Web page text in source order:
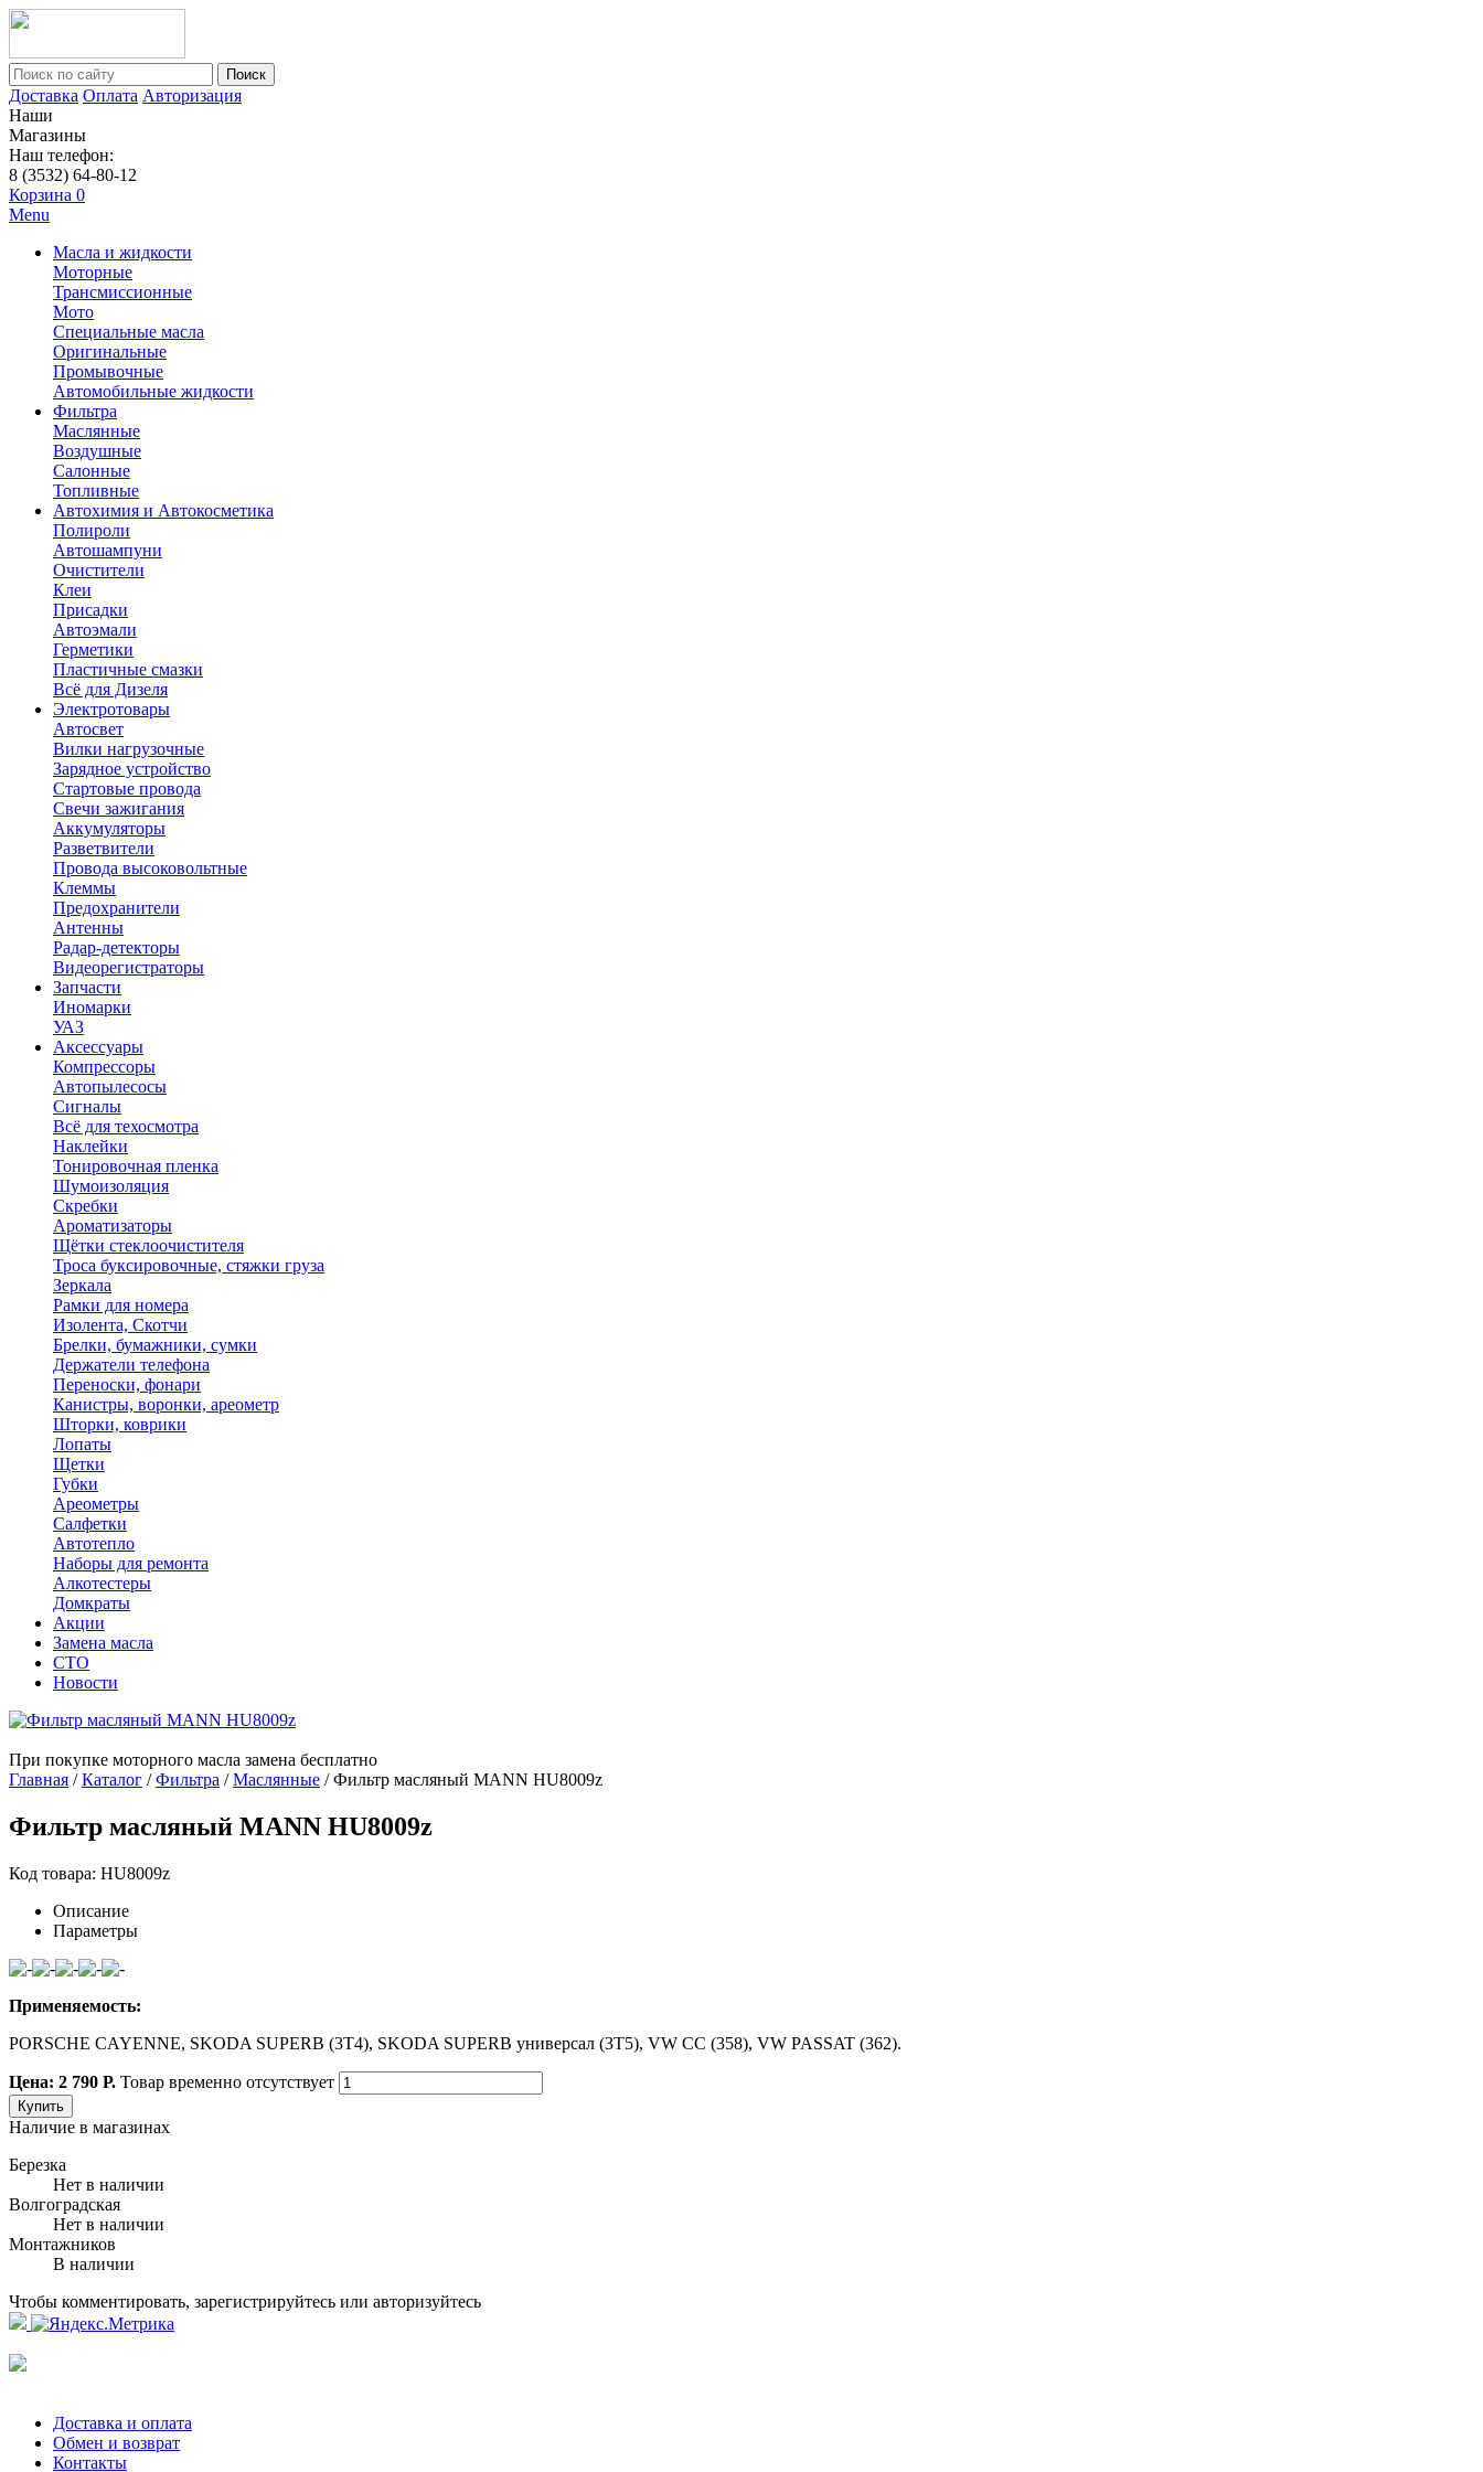
Поиск
Доставка Оплата Авторизация
Наши
Магазины
Наш телефон:
8 (3532) 64-80-12
Корзина 0
Menu
Масла и жидкости
Моторные
Трансмиссионные
Мото
Специальные масла
Оригинальные
Промывочные
Автомобильные жидкости
Фильтра
Маслянные
Воздушные
Салонные
Топливные
Автохимия и Автокосметика
Полироли
Автошампуни
Очистители
Клеи
Присадки
Автоэмали
Герметики
Пластичные смазки
Всё для Дизеля
Электротовары
Автосвет
Вилки нагрузочные
Зарядное устройство
Стартовые провода
Свечи зажигания
Аккумуляторы
Разветвители
Провода высоковольтные
Клеммы
Предохранители
Антенны
Радар-детекторы
Видеорегистраторы
Запчасти
Иномарки
УАЗ
Аксесcуары
Компрессоры
Автопылесосы
Сигналы
Всё для техосмотра
Наклейки
Тонировочная пленка
Шумоизоляция
Скребки
Ароматизаторы
Щётки стеклоочистителя
Троса буксировочные, стяжки груза
Зеркала
Рамки для номера
Изолента, Скотчи
Брелки, бумажники, сумки
Держатели телефона
Переноски, фонари
Канистры, воронки, ареометр
Шторки, коврики
Лопаты
Щетки
Губки
Ареометры
Салфетки
Автотепло
Наборы для ремонта
Алкотестеры
Домкраты
Акции
Замена масла
СТО
Новости
При покупке моторного масла замена бесплатно
Главная /Каталог /Фильтра /Маслянные /Фильтр масляный MANN HU8009z
Фильтр масляный MANN HU8009z
Код товара: HU8009z
Описание
Параметры
Применяемость:
PORSCHE CAYENNE, SKODA SUPERB (3T4), SKODA SUPERB универсал (3T5), VW CC (358), VW PASSAT (362).
Цена: 2 790 Р. Товар временно отсутствует
Купить
Наличие в магазинах
Березка
Нет в наличии
Волгоградская
Нет в наличии
Монтажников
В наличии
Чтобы комментировать, зарегистрируйтесь или авторизуйтесь
Доставка и оплата
Обмен и возврат
Контакты